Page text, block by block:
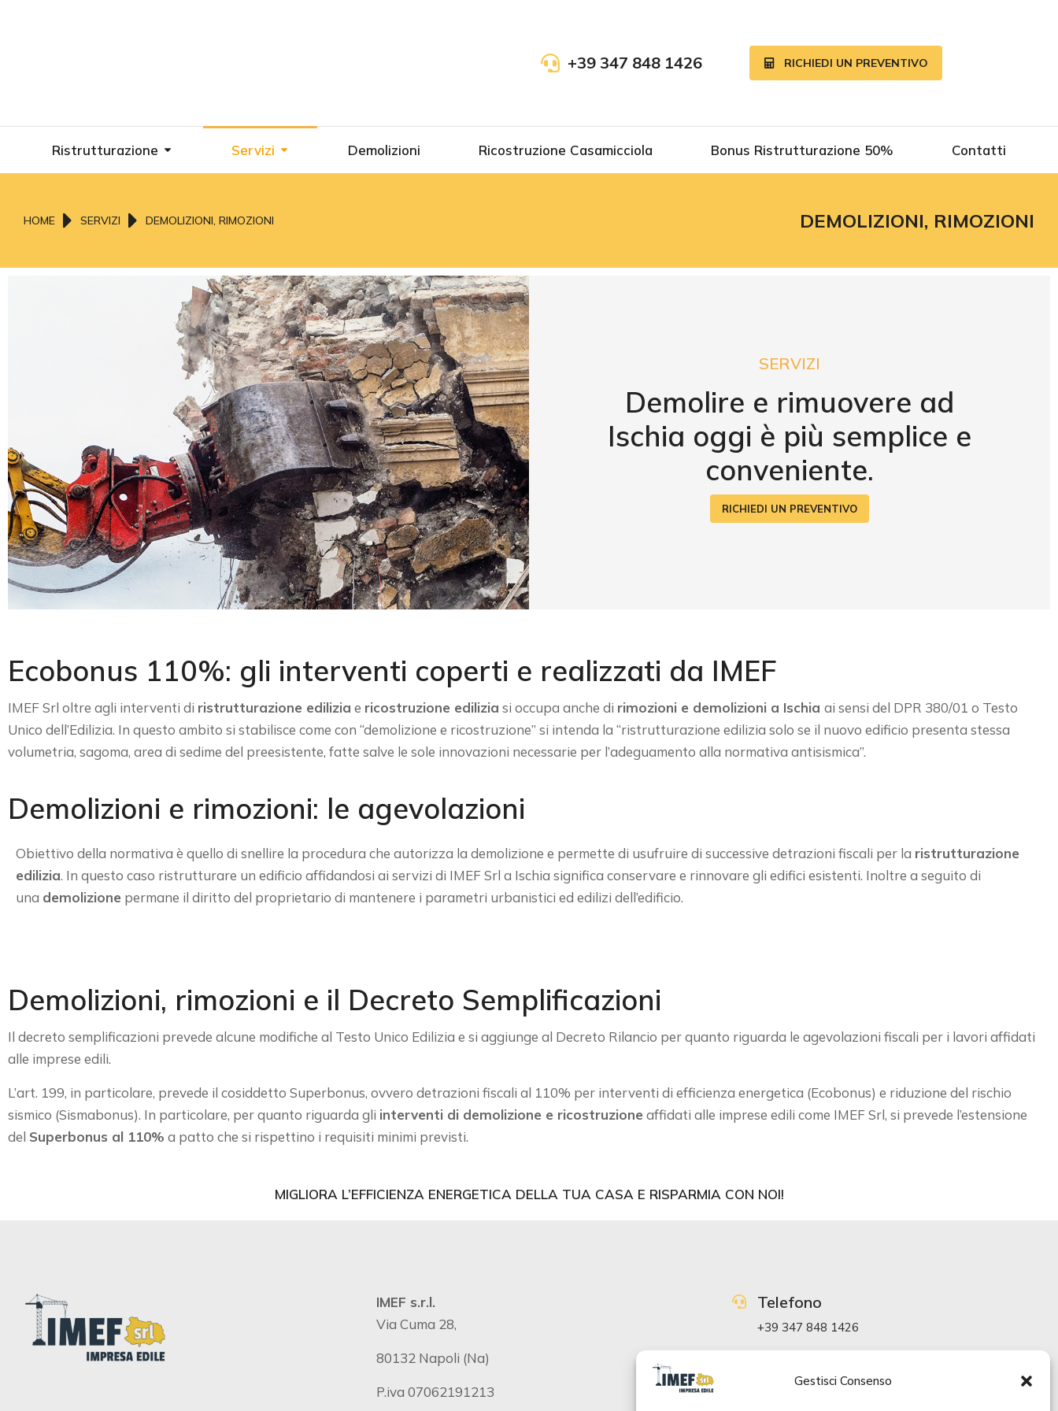
Gestisci Consenso
+39 347 848 1426 RICHIEDI UN PREVENTIVO
Ristrutturazione Servizi Demolizioni Ricostruzione Casamicciola Bonus Ristrutturazione 50% Contatti
Tu sei qui:
HOME SERVIZI DEMOLIZIONI, RIMOZIONI DEMOLIZIONI, RIMOZIONI
SERVIZI
Demolire e rimuovere ad
Ischia oggi è più semplice e
conveniente.
RICHIEDI UN PREVENTIVO
Ecobonus 110%: gli interventi coperti e realizzati da IMEF
IMEF Srl oltre agli interventi di ristrutturazione edilizia e ricostruzione edilizia si occupa anche di rimozioni e demolizioni a Ischia ai sensi del DPR 380/01 o Testo
Unico dell’Edilizia. In questo ambito si stabilisce come con “demolizione e ricostruzione” si intenda la “ristrutturazione edilizia solo se il nuovo edificio presenta stessa
volumetria, sagoma, area di sedime del preesistente, fatte salve le sole innovazioni necessarie per l’adeguamento alla normativa antisismica”.
Demolizioni e rimozioni: le agevolazioni
Obiettivo della normativa è quello di snellire la procedura che autorizza la demolizione e permette di usufruire di successive detrazioni fiscali per la ristrutturazione
edilizia. In questo caso ristrutturare un edificio affidandosi ai servizi di IMEF Srl a Ischia significa conservare e rinnovare gli edifici esistenti. Inoltre a seguito di
una demolizione permane il diritto del proprietario di mantenere i parametri urbanistici ed edilizi dell’edificio.
Demolizioni, rimozioni e il Decreto Semplificazioni
Il decreto semplificazioni prevede alcune modifiche al Testo Unico Edilizia e si aggiunge al Decreto Rilancio per quanto riguarda le agevolazioni fiscali per i lavori affidati
alle imprese edili.
L’art. 199, in particolare, prevede il cosiddetto Superbonus, ovvero detrazioni fiscali al 110% per interventi di efficienza energetica (Ecobonus) e riduzione del rischio
sismico (Sismabonus). In particolare, per quanto riguarda gli interventi di demolizione e ricostruzione affidati alle imprese edili come IMEF Srl, si prevede l’estensione
del Superbonus al 110% a patto che si rispettino i requisiti minimi previsti.
MIGLIORA L’EFFICIENZA ENERGETICA DELLA TUA CASA E RISPARMIA CON NOI!
IMEF s.r.l.
Via Cuma 28,
80132 Napoli (Na)
P.iva 07062191213
Telefono
+39 347 848 1426